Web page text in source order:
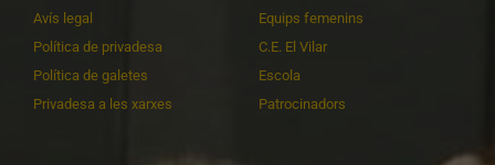
Avís legal
Política de privadesa
Política de galetes
Privadesa a les xarxes
Equips femenins
C.E. El Vilar
Escola
Patrocinadors